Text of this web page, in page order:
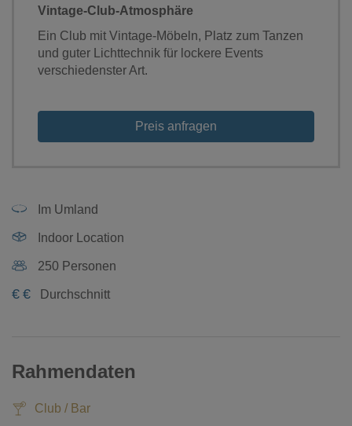
Vintage-Club-Atmosphäre
Ein Club mit Vintage-Möbeln, Platz zum Tanzen
und guter Lichttechnik für lockere Events
verschiedenster Art.
Preis anfragen
Im Umland
Indoor Location
250 Personen
€ € Durchschnitt
Rahmendaten
Club / Bar